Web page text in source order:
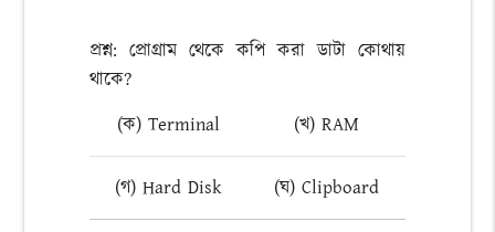
প্রশ্ন: প্রোগ্রাম থেকে কপি করা ডাটা কোথায়
থাকে?
(ক) Terminal
(খ) RAM
(গ) Hard Disk (ঘ) Clipboard